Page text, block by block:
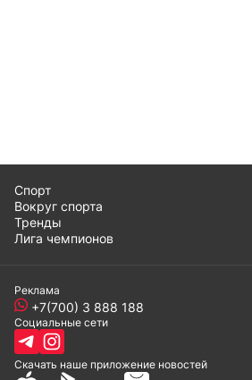
Спорт
Вокруг спорта
Тренды
Лига чемпионов
Реклама
+7(700) 3 888 188
Социальные сети
Скачать наше приложение новостей